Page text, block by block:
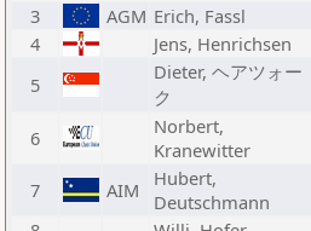
3
AGM Erich, Fassl
4
Jens, Henrichsen
5
Dieter, ヘアツォー
ク
6
Norbert,
Kranewitter
7 AIM
Hubert,
Deutschmann